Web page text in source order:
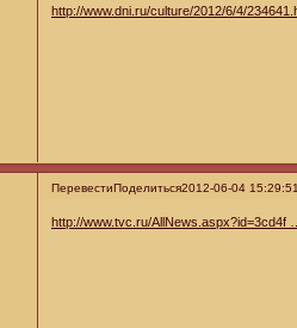
http://www.dni.ru/culture/2012/6/4/
ПеревестиПоделиться2012-06-04
http://www.tvc.ru/AllNews.aspx?id=3cd4f